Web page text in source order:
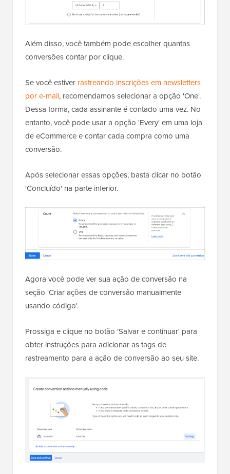
Além disso, você também pode escolher quantas
conversões contar por clique.
Se você estiver rastreando inscrições em newsletters
por e-mail, recomendamos selecionar a opção 'One'.
Dessa forma, cada assinante é contado uma vez. No
entanto, você pode usar a opção 'Every' em uma loja
de eCommerce e contar cada compra como uma
conversão.
Após selecionar essas opções, basta clicar no botão
'Concluído' na parte inferior.
Agora você pode ver sua ação de conversão na
seção 'Criar ações de conversão manualmente
usando código'.
Prossiga e clique no botão 'Salvar e continuar' para
obter instruções para adicionar as tags de
rastreamento para a ação de conversão ao seu site.